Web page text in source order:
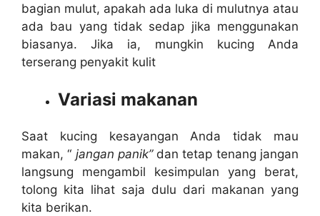
bagian mulut, apakah ada luka di mulutnya atau
ada bau yang tidak sedap jika menggunakan
biasanya. Jika ia, mungkin kucing Anda
terserang penyakit kulit
Variasi makanan
Saat kucing kesayangan Anda tidak mau
makan, “ jangan panik”dan tetap tenang jangan
langsung mengambil kesimpulan yang berat,
tolong kita lihat saja dulu dari makanan yang
kita berikan.